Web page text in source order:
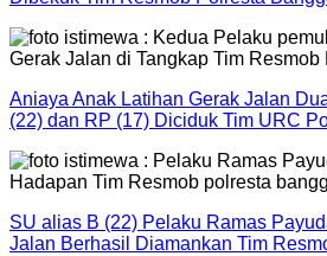
Aniaya Anak Latihan Gerak Jalan
(22) dan RP (17) Diciduk Tim URC
SU alias B (22) Pelaku Ramas
Jalan Berhasil Diamankan Tim